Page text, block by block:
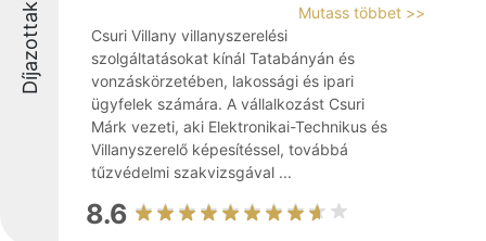
Díjazottak
Mutass többet >>
Csuri Villany villanyszerelési
szolgáltatásokat kínál Tatabányán és
vonzáskörzetében, lakossági és ipari
ügyfelek számára. A vállalkozást Csuri
Márk vezeti, aki Elektronikai-Technikus és
Villanyszerelő képesítéssel, továbbá
tűzvédelmi szakvizsgával ...
8.6